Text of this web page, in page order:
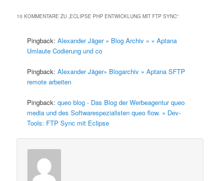
10 KOMMENTARE ZU „ ECLIPSE PHP ENTWICKLUNG MIT FTP SYNC“
Pingback:Alexander Jäger » Blog Archiv » » Aptana
Umlaute Codierung und co
Pingback:Alexander Jäger» Blogarchiv » Aptana SFTP
remote arbeiten
Pingback:queo blog - Das Blog der Werbeagentur queo
media und des Softwarespezialisten queo flow. » Dev-
Tools: FTP Sync mit Eclipse